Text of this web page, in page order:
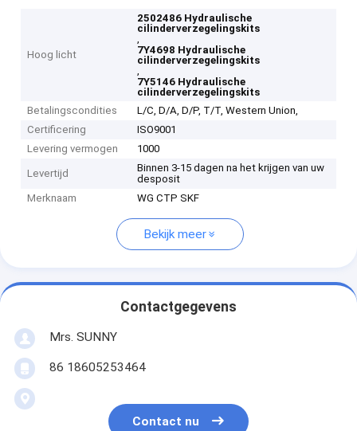
Hoog licht
2502486 Hydraulische
cilinderverzegelingskits
,
7Y4698 Hydraulische
cilinderverzegelingskits
,
7Y5146 Hydraulische
cilinderverzegelingskits
Betalingscondities
L/C, D/A, D/P, T/T, Western Union,
Certificering
ISO9001
Levering vermogen
1000
Levertijd
Binnen 3-15 dagen na het krijgen van uw
desposit
Merknaam
WG CTP SKF
Bekijk meer
Contactgegevens
Mrs. SUNNY
86 18605253464
Contact nu